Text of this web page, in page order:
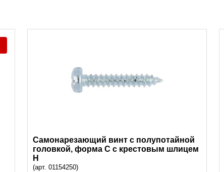
Самонарезающий винт с полупотайной
головкой, форма C с крестовым шлицем
H
(арт. 01154250)